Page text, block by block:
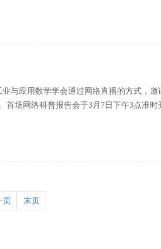
与应用数学学会通过网络直播的方式，邀
场网络科普报告会于3月7日下午3点准时
页 末页